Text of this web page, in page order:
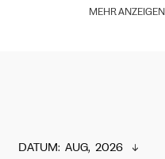
MEHR ANZEIGEN
DATUM: AUG,  2026